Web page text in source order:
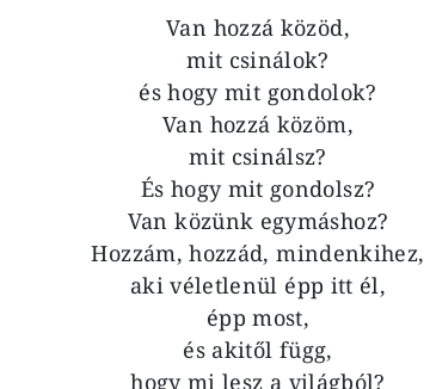
Van hozzá közöd,
mit csinálok?
és hogy mit gondolok?
Van hozzá közöm,
mit csinálsz?
És hogy mit gondolsz?
Van közünk egymáshoz?
Hozzám, hozzád, mindenkihez,
aki véletlenül épp itt él,
épp most,
és akitől függ,
hogy mi lesz a világból?